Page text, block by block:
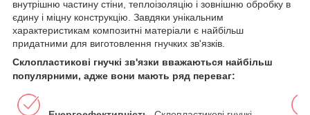
внутрішню частину стіни, теплоізоляцію і зовнішню обробку в
єдину і міцну конструкцію. Завдяки унікальним
характеристикам композитні матеріали є найбільш
придатними для виготовлення гнучких зв'язків.
Склопластикові гнучкі зв'язки вважаються найбільш
популярними, адже вони мають ряд переваг: